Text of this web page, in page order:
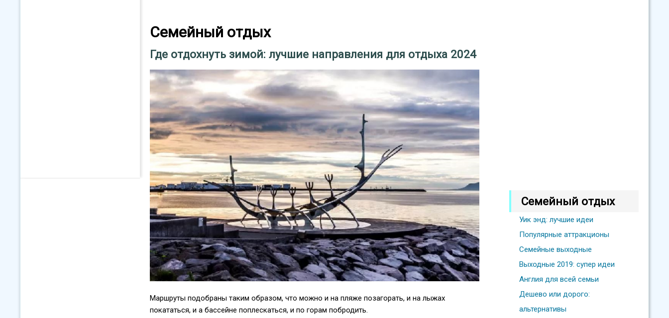
Семейный отдых
Где отдохнуть зимой: лучшие направления для отдыха 2024
Маршруты подобраны таким образом, что можно и на пляже позагорать, и на лыжах
покататься, и а бассейне поплескаться, и по горам побродить.
Семейный отдых
Уик энд: лучшие идеи
Популярные аттракционы
Семейные выходные
Выходные 2019: супер идеи
Англия для всей семьи
Дешево или дорого:
альтернативы